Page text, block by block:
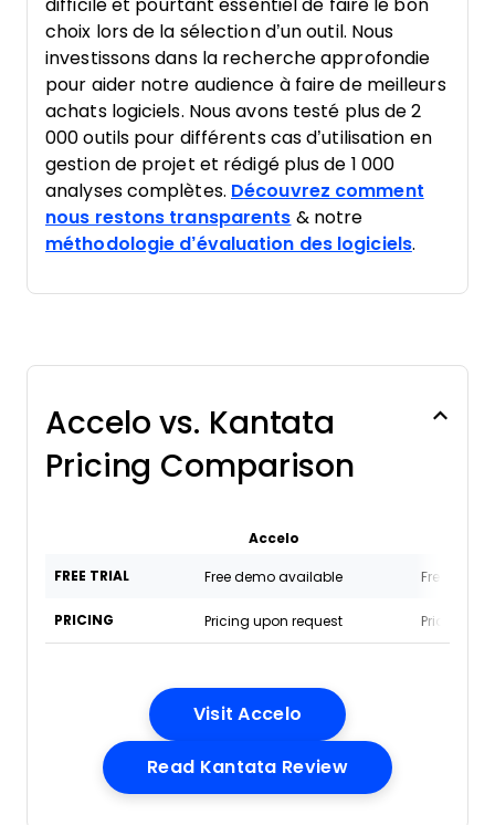
difficile et pourtant essentiel de faire le bon
choix lors de la sélection d’un outil. Nous
investissons dans la recherche approfondie
pour aider notre audience à faire de meilleurs
achats logiciels. Nous avons testé plus de 2
000 outils pour différents cas d’utilisation en
gestion de projet et rédigé plus de 1 000
analyses complètes. Découvrez comment
nous restons transparents & notre
méthodologie d’évaluation des logiciels.
Accelo vs. Kantata
Pricing Comparison
Accelo
FREE TRIAL Free demo available Free
PRICING Pricing upon request Pricing
Visit Accelo Opens New Window
Read Kantata ReviewOpens New